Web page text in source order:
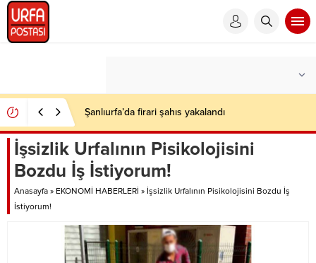
Siverek’te tır ile hafif ticari araç çarpıştı: 2 ölü, 1 ağır
yaralı
İşsizlik Urfalının Pisikolojisini
Bozdu İş İstiyorum!
Anasayfa » EKONOMİ HABERLERİ » İşsizlik Urfalının Pisikolojisini Bozdu İş
İstiyorum!